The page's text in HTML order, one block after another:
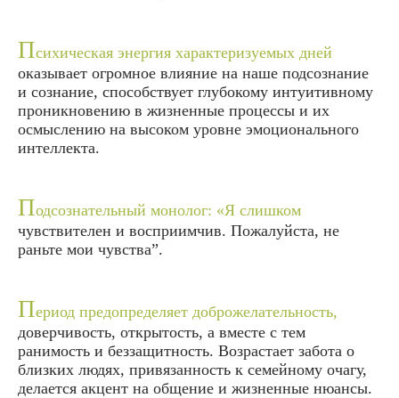
Психическая энергия характеризуемых дней
оказывает огромное влияние на наше подсознание
и сознание, способствует глубокому интуитивному
проникновению в жизненные процессы и их
осмыслению на высоком уровне эмоционального
интеллекта.
Подсознательный монолог: «Я слишком
чувствителен и восприимчив. Пожалуйста, не
раньте мои чувства”.
Период предопределяет доброжелательность,
доверчивость, открытость, а вместе с тем
ранимость и беззащитность. Возрастает забота о
близких людях, привязанность к семейному очагу,
делается акцент на общение и жизненные нюансы.